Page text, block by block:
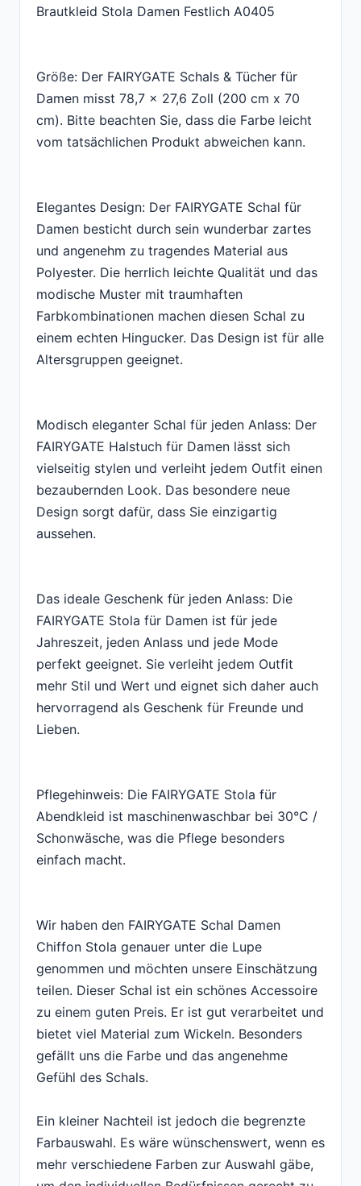
Brautkleid Stola Damen Festlich A0405
Größe: Der FAIRYGATE Schals & Tücher für
Damen misst 78,7 x 27,6 Zoll (200 cm x 70
cm). Bitte beachten Sie, dass die Farbe leicht
vom tatsächlichen Produkt abweichen kann.
Elegantes Design: Der FAIRYGATE Schal für
Damen besticht durch sein wunderbar zartes
und angenehm zu tragendes Material aus
Polyester. Die herrlich leichte Qualität und das
modische Muster mit traumhaften
Farbkombinationen machen diesen Schal zu
einem echten Hingucker. Das Design ist für alle
Altersgruppen geeignet.
Modisch eleganter Schal für jeden Anlass: Der
FAIRYGATE Halstuch für Damen lässt sich
vielseitig stylen und verleiht jedem Outfit einen
bezaubernden Look. Das besondere neue
Design sorgt dafür, dass Sie einzigartig
aussehen.
Das ideale Geschenk für jeden Anlass: Die
FAIRYGATE Stola für Damen ist für jede
Jahreszeit, jeden Anlass und jede Mode
perfekt geeignet. Sie verleiht jedem Outfit
mehr Stil und Wert und eignet sich daher auch
hervorragend als Geschenk für Freunde und
Lieben.
Pflegehinweis: Die FAIRYGATE Stola für
Abendkleid ist maschinenwaschbar bei 30°C /
Schonwäsche, was die Pflege besonders
einfach macht.
Wir haben den FAIRYGATE Schal Damen
Chiffon Stola genauer unter die Lupe
genommen und möchten unsere Einschätzung
teilen. Dieser Schal ist ein schönes Accessoire
zu einem guten Preis. Er ist gut verarbeitet und
bietet viel Material zum Wickeln. Besonders
gefällt uns die Farbe und das angenehme
Gefühl des Schals.
Ein kleiner Nachteil ist jedoch die begrenzte
Farbauswahl. Es wäre wünschenswert, wenn es
mehr verschiedene Farben zur Auswahl gäbe,